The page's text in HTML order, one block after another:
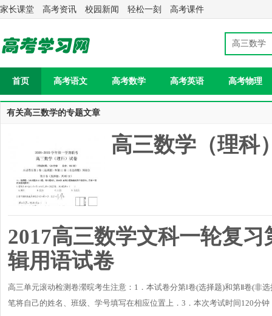
家长课堂 高考资讯 校园新闻 轻松一刻 高考课件
首页 高考语文 高考数学 高考英语 高考物理
有关高三数学的专题文章
高三数学（理科
2017高三数学文科一轮复
辑用语试卷
高三单元滚动检测卷瀠晥考生注意：1．本试卷分第Ⅰ卷(选择题)和第Ⅱ卷(非
笔将自己的姓名、班级、学号填写在相应位置上．3．本次考试时间120分